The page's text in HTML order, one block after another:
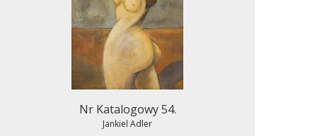
Nr Katalogowy 54.
Jankiel Adler